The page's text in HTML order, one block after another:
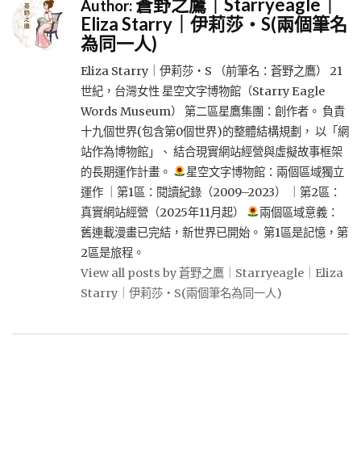
Author:蒼野之鷹｜Starryeagle｜
Eliza Starry｜伊莉莎・S(兩個筆名
為同一人)
Eliza Starry｜伊莉莎・S （前筆名：蒼野之鷹） 21
世紀，台灣女性 星空文字博物館（Starry Eagle
Words Museum） 第二區星鷹集團：創作者。 負責
十九個世界(包含第0個世界)的整體結構規劃， 以「網
站作為博物館」、 結合現實網站經營與虛擬故事框架
的長期運作計畫。
星空文字博物館：兩個區域獨立
運作 ｜第1區：閱讀紀錄（2009–2023） ｜第2區：
真實網站經營（2025年11月起）
兩個區域意義：
舊連載漫畫已完結，新世界已開始。 第1區是記憶，第
2區是旅程。
View all posts by 蒼野之鷹｜Starryeagle｜Eliza
Starry｜伊莉莎・S(兩個筆名為同一人)